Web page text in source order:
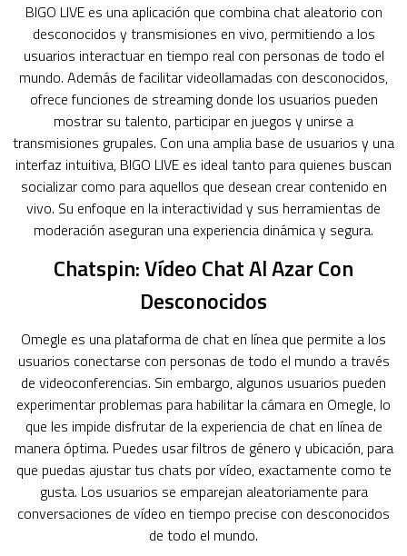
BIGO LIVE es una aplicación que combina chat aleatorio con
desconocidos y transmisiones en vivo, permitiendo a los
usuarios interactuar en tiempo real con personas de todo el
mundo. Además de facilitar videollamadas con desconocidos,
ofrece funciones de streaming donde los usuarios pueden
mostrar su talento, participar en juegos y unirse a
transmisiones grupales. Con una amplia base de usuarios y una
interfaz intuitiva, BIGO LIVE es ideal tanto para quienes buscan
socializar como para aquellos que desean crear contenido en
vivo. Su enfoque en la interactividad y sus herramientas de
moderación aseguran una experiencia dinámica y segura.
Chatspin: Vídeo Chat Al Azar Con
Desconocidos
Omegle es una plataforma de chat en línea que permite a los
usuarios conectarse con personas de todo el mundo a través
de videoconferencias. Sin embargo, algunos usuarios pueden
experimentar problemas para habilitar la cámara en Omegle, lo
que les impide disfrutar de la experiencia de chat en línea de
manera óptima. Puedes usar filtros de género y ubicación, para
que puedas ajustar tus chats por vídeo, exactamente como te
gusta. Los usuarios se emparejan aleatoriamente para
conversaciones de vídeo en tiempo precise con desconocidos
de todo el mundo.